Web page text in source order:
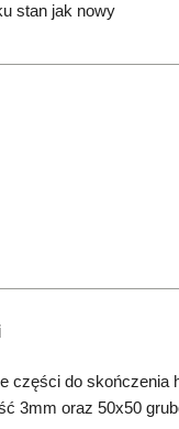
stan jak nowy
części do skończenia
3mm oraz 50x50